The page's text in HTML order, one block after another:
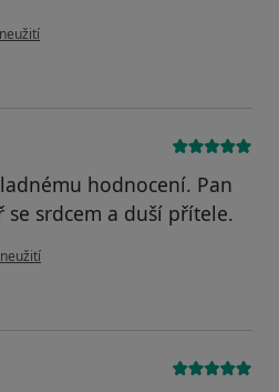
uživatele Jaja
hodnocení. Pan
srdcem a duší přítele.
uživatele Ála